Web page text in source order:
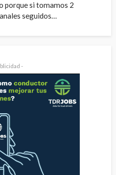
porque si tomamos 2
seguidos…
-